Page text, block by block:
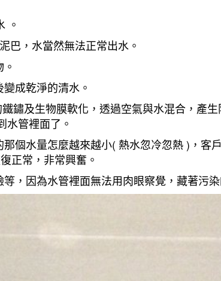
。
巴，水當然無法正常出水。
成乾淨的清水。
鏽及生物膜軟化，透過空氣與水混合，產
水管裡面了。
個水量怎麼越來越小( 熱水忽冷忽熱 )，客
正常，非常興奮。
，因為水管裡面無法用肉眼察覺，藏著污